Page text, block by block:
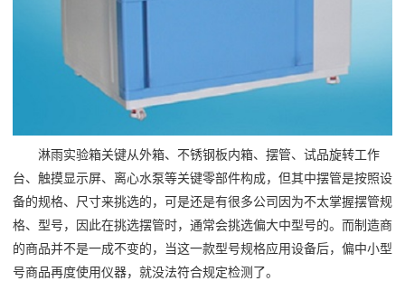
淋雨实验箱关键从外箱、不锈钢板内箱、摆管、试品旋转工作
台、触摸显示屏、离心水泵等关键零部件构成，但其中摆管是按照设
备的规格、尺寸来挑选的，可是还是有很多公司因为不太掌握摆管规
格、型号，因此在挑选摆管时，通常会挑选偏大中型号的。而制造商
的商品并不是一成不变的，当这一款型号规格应用设备后，偏中小型
号商品再度使用仪器，就没法符合规定检测了。